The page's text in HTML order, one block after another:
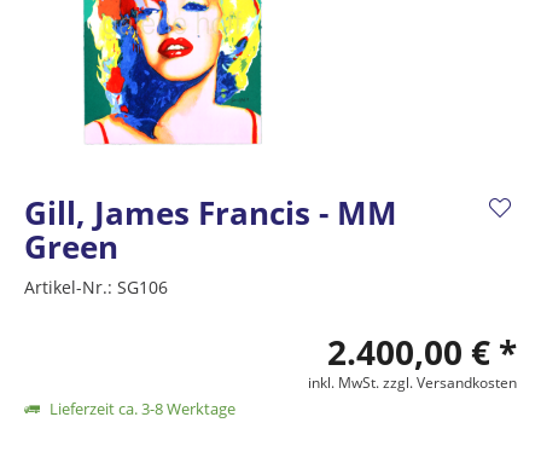
Gill, James Francis - MM
Green
Artikel-Nr.: SG106
2.400,00 € *
inkl. MwSt.zzgl. Versandkosten
Lieferzeit ca. 3-8 Werktage